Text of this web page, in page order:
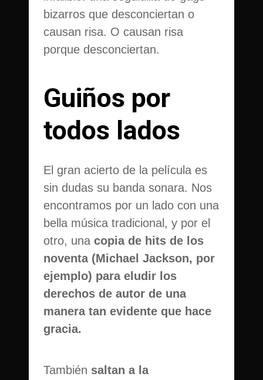
bizarros que desconciertan o
causan risa. O causan risa
porque desconciertan.
Guiños por
todos lados
El gran acierto de la película es
sin dudas su banda sonara. Nos
encontramos por un lado con una
bella música tradicional, y por el
otro, una copia de hits de los
noventa (Michael Jackson, por
ejemplo) para eludir los
derechos de autor de una
manera tan evidente que hace
gracia.
También saltan a la